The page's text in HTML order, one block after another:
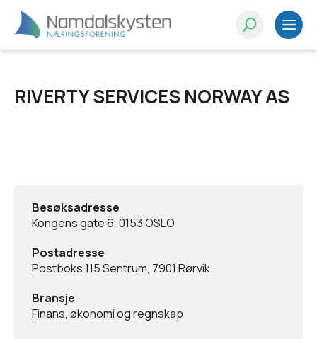
RIVERTY SERVICES NORWAY AS
Besøksadresse
Kongens gate 6, 0153 OSLO
Postadresse
Postboks 115 Sentrum, 7901 Rørvik
Bransje
Finans, økonomi og regnskap